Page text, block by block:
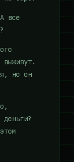
все
выживут.
но он